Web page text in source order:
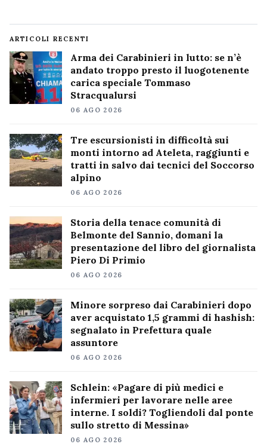
ARTICOLI RECENTI
Arma dei Carabinieri in lutto: se n’è
andato troppo presto il luogotenente
carica speciale Tommaso
Stracqualursi
06 AGO 2026
Tre escursionisti in difficoltà sui
monti intorno ad Ateleta, raggiunti e
tratti in salvo dai tecnici del Soccorso
alpino
06 AGO 2026
Storia della tenace comunità di
Belmonte del Sannio, domani la
presentazione del libro del giornalista
Piero Di Primio
06 AGO 2026
Minore sorpreso dai Carabinieri dopo
aver acquistato 1,5 grammi di hashish:
segnalato in Prefettura quale
assuntore
06 AGO 2026
Schlein: «Pagare di più medici e
infermieri per lavorare nelle aree
interne. I soldi? Togliendoli dal ponte
sullo stretto di Messina»
06 AGO 2026